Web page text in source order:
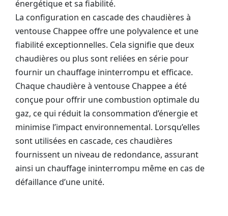
énergétique et sa fiabilité.
La configuration en cascade des chaudières à
ventouse Chappee offre une polyvalence et une
fiabilité exceptionnelles. Cela signifie que deux
chaudières ou plus sont reliées en série pour
fournir un chauffage ininterrompu et efficace.
Chaque chaudière à ventouse Chappee a été
conçue pour offrir une combustion optimale du
gaz, ce qui réduit la consommation d’énergie et
minimise l’impact environnemental. Lorsqu’elles
sont utilisées en cascade, ces chaudières
fournissent un niveau de redondance, assurant
ainsi un chauffage ininterrompu même en cas de
défaillance d’une unité.